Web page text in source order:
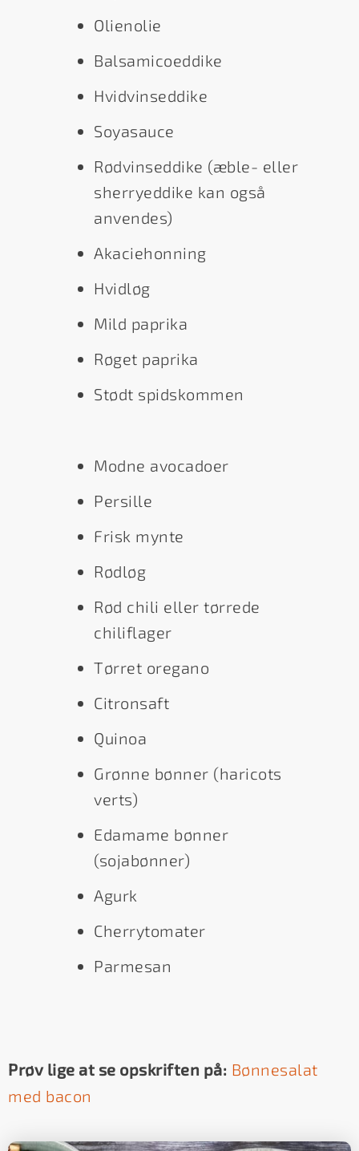
Olienolie
Balsamicoeddike
Hvidvinseddike
Soyasauce
Rødvinseddike (æble- eller
sherryeddike kan også
anvendes)
Akaciehonning
Hvidløg
Mild paprika
Røget paprika
Stødt spidskommen
Modne avocadoer
Persille
Frisk mynte
Rødløg
Rød chili eller tørrede
chiliflager
Tørret oregano
Citronsaft
Quinoa
Grønne bønner (haricots
verts)
Edamame bønner
(sojabønner)
Agurk
Cherrytomater
Parmesan
Prøv lige at se opskriften på: Bønnesalat
med bacon